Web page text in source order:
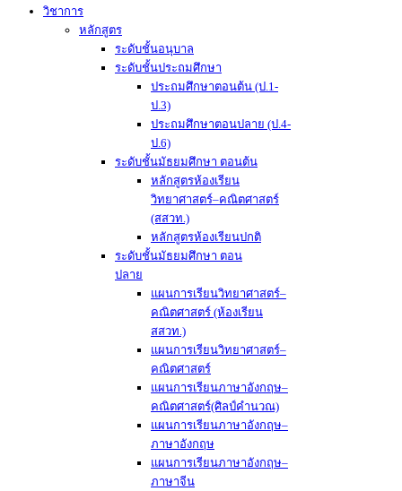
วิชาการ
หลักสูตร
ระดับชั้นอนุบาล
ระดับชั้นประถมศึกษา
ประถมศึกษาตอนต้น (ป.1-
ป.3)
ประถมศึกษาตอนปลาย (ป.4-
ป.6)
ระดับชั้นมัธยมศึกษา ตอนต้น
หลักสูตรห้องเรียน
วิทยาศาสตร์–คณิตศาสตร์
(สสวท.)
หลักสูตรห้องเรียนปกติ
ระดับชั้นมัธยมศึกษา ตอน
ปลาย
แผนการเรียนวิทยาศาสตร์–
คณิตศาสตร์ (ห้องเรียน
สสวท.)
แผนการเรียนวิทยาศาสตร์–
คณิตศาสตร์
แผนการเรียนภาษาอังกฤษ–
คณิตศาสตร์(ศิลป์คำนวณ)
แผนการเรียนภาษาอังกฤษ–
ภาษาอังกฤษ
แผนการเรียนภาษาอังกฤษ–
ภาษาจีน